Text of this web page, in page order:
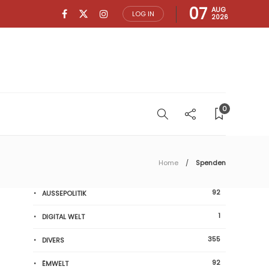
LOG IN 07 AUG
2026
0
Home Spenden
AUSSEPOLITIK 92
DIGITAL WELT 1
DIVERS 355
ËMWELT 92